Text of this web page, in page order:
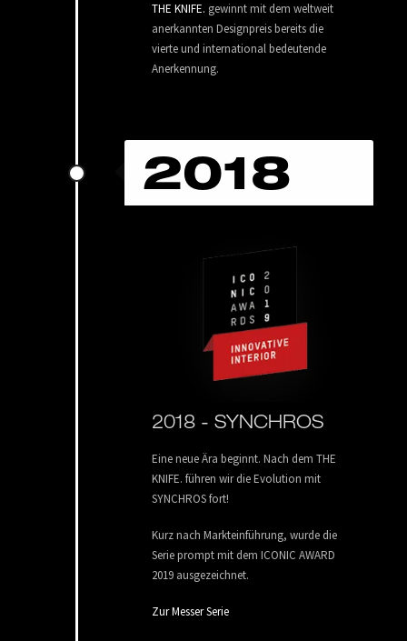
THE KNIFE. gewinnt mit dem weltweit
anerkannten Designpreis bereits die
vierte und international bedeutende
Anerkennung.
2018
2018 - SYNCHROS
Eine neue Ära beginnt. Nach dem THE
KNIFE. führen wir die Evolution mit
SYNCHROS fort!
Kurz nach Markteinführung, wurde die
Serie prompt mit dem ICONIC AWARD
2019 ausgezeichnet.
Zur Messer Serie